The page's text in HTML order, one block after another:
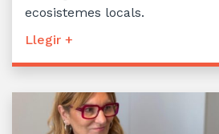
ecosistemes locals.
Llegir +